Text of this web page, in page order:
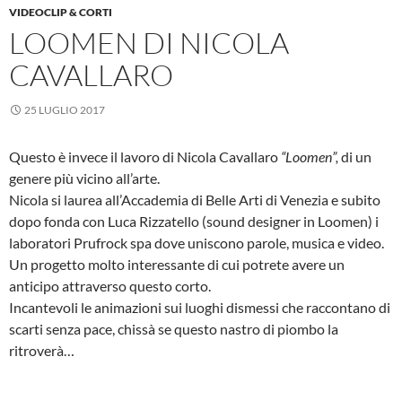
VIDEOCLIP & CORTI
LOOMEN DI NICOLA
CAVALLARO
25 LUGLIO 2017
Questo è invece il lavoro di Nicola Cavallaro “Loomen”, di un
genere più vicino all’arte.
Nicola si laurea all’Accademia di Belle Arti di Venezia e subito
dopo fonda con Luca Rizzatello (sound designer in Loomen) i
laboratori Prufrock spa dove uniscono parole, musica e video.
Un progetto molto interessante di cui potrete avere un
anticipo attraverso questo corto.
Incantevoli le animazioni sui luoghi dismessi che raccontano di
scarti senza pace, chissà se questo nastro di piombo la
ritroverà…